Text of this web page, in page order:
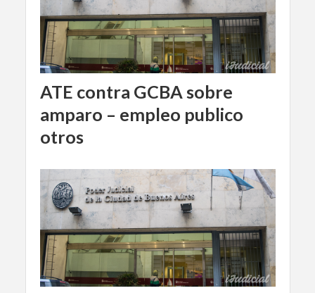
ATE contra GCBA sobre
amparo – empleo publico
otros